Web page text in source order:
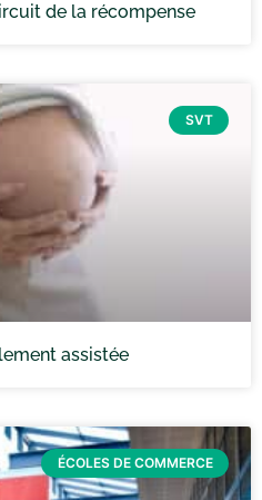
de la récompense
SVT
assistée
ÉCOLES DE COMMERCE